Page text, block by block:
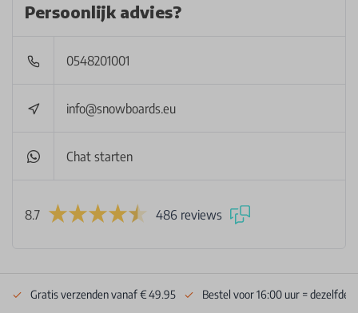
Persoonlijk advies?
0548201001
info@snowboards.eu
Chat starten
8.7 486 reviews
Gratis verzenden vanaf € 49.95 Bestel voor 16:00 uur = dezelfde